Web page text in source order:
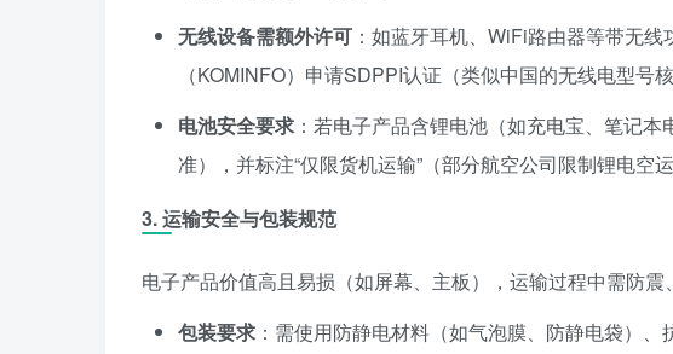
无线设备需额外许可 ：如蓝牙耳机、WiFi路由器等带无
（KOMINFO）申请SDPPI认证（类似中国的无线电型号核
电池安全要求 ：若电子产品含锂电池（如充电宝、笔记
准），并标注“仅限货机运输”（部分航空公司限制锂电空运
3. 运输安全与包装规范
电子产品价值高且易损（如屏幕、主板），运输过程中需防震
包装要求 ：需使用防静电材料（如气泡膜、防静电袋）